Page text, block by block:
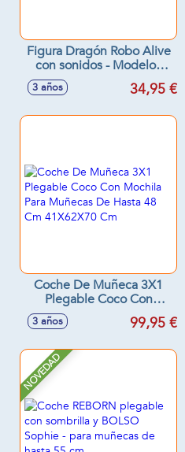
Figura Dragón Robo Alive
con sonidos - Modelos
3 años 34,95 €
Coche De Muñeca 3X1
Plegable Coco Con
Mochila Para Muñecas De
Hasta 48 Cm 41X62X70
3 años 99,95 €
NOVEDAD